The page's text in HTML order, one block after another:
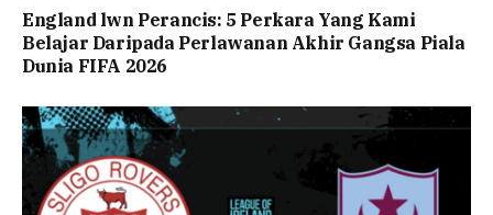
England lwn Perancis: 5 Perkara Yang Kami
Belajar Daripada Perlawanan Akhir Gangsa Piala
Dunia FIFA 2026